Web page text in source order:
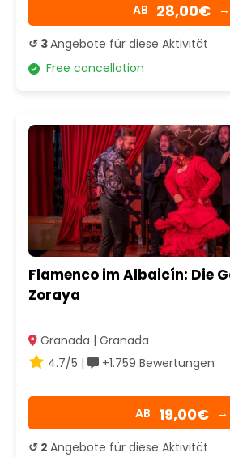
AB 28,00€ →
↺ 3Angebote für diese Aktivität
Free cancellation
Flamenco im Albaicín: Die
Zoraya
Granada | Granada
4.7/5 |
+1.759 Bewertungen
AB 19,00€ →
↺ 2 Angebote für diese Aktivität